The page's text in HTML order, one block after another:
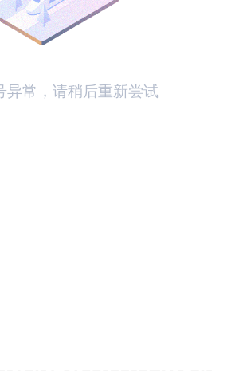
异常，请稍后重新尝试